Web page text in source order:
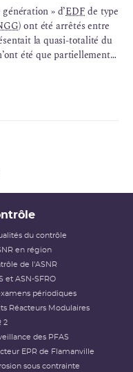
» d’EDFde type
) ont été arrêtés entre
la quasi-totalité du
été que partiellement
du contrôle
en région
de l'ASNR
et ASN-SFRO
périodiques
Réacteurs Modulaires
2
des PFAS
EPR de Flamanville
sous contrainte